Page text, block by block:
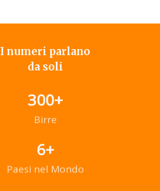
I numeri parlano
da soli
300+
Birre
6+
Paesi nel Mondo